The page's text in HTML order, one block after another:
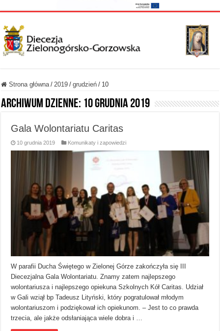
Strona główna / 2019 / grudzień / 10
Archiwum dzienne: 10 grudnia 2019
Gala Wolontariatu Caritas
10 grudnia 2019 Komunikaty i zapowiedzi
W parafii Ducha Świętego w Zielonej Górze zakończyła się III
Diecezjalna Gala Wolontariatu. Znamy zatem najlepszego
wolontariusza i najlepszego opiekuna Szkolnych Kół Caritas. Udział
w Gali wziął bp Tadeusz Lityński, który pogratulował młodym
wolontariuszom i podziękował ich opiekunom. – Jest to co prawda
trzecia, ale jakże odsłaniająca wiele dobra i …